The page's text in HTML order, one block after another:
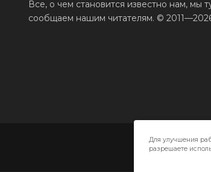
Все, о чем становится известно нам, мы
сообщаем нашим читателям. ©
Для улучшения
разрешаете